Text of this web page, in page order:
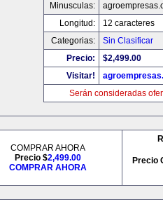
Minusculas:
Longitud:
12 caracteres
Categorias:
Sin Clasificar
Precio:
$2,499.00
Visitar!
Serán consideradas
COMPRAR AHORA
Precio $2,499.00
COMPRAR AHORA
Precio